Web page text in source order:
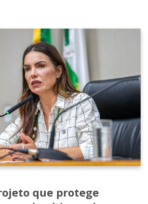
que protege